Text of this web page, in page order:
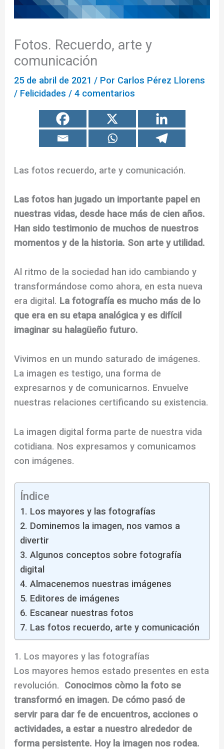
Fotos. Recuerdo, arte y
comunicación
25 de abril de 2021 / Por Carlos Pérez Llorens
/ Felicidades /4 comentarios
Las fotos recuerdo, arte y comunicación.
Las fotos han jugado un importante papel en
nuestras vidas, desde hace más de cien años.
Han sido testimonio de muchos de nuestros
momentos y de la historia. Son arte y utilidad.
Al ritmo de la sociedad han ido cambiando y
transformándose como ahora, en esta nueva
era digital. La fotografía es mucho más de lo
que era en su etapa analógica y es difícil
imaginar su halagüeño futuro.
Vivimos en un mundo saturado de imágenes.
La imagen es testigo, una forma de
expresarnos y de comunicarnos. Envuelve
nuestras relaciones certificando su existencia.
La imagen digital forma parte de nuestra vida
cotidiana. Nos expresamos y comunicamos
con imágenes.
Índice
1. Los mayores y las fotografías
2. Dominemos la imagen, nos vamos a
divertir
3. Algunos conceptos sobre fotografía
digital
4. Almacenemos nuestras imágenes
5. Editores de imágenes
6. Escanear nuestras fotos
7. Las fotos recuerdo, arte y comunicación
1. Los mayores y las fotografías
Los mayores hemos estado presentes en esta
revolución. Conocimos còmo la foto se
transformó en imagen. De cómo pasó de
servir para dar fe de encuentros, acciones o
actividades, a estar a nuestro alrededor de
forma persistente. Hoy la imagen nos rodea.